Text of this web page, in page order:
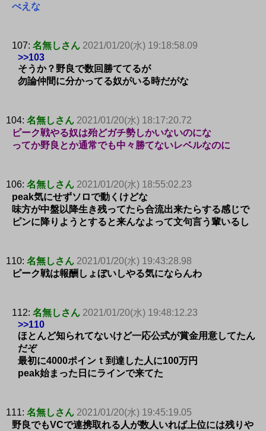
べえな
107: 名無しさん 2021/01/20(水) 19:18:58.09
>>103
そうか？野良で数回勝ててるが
勿論仲間に分かってる奴がいる時だがな
104: 名無しさん 2021/01/20(水) 18:17:20.72
ピーク戦やる奴は殆どガチ勢しかいないのにな
ってか野良とか通常でも中々勝てないレベルなのに
106: 名無しさん 2021/01/20(水) 18:55:02.23
peak気にせずソロで動くけどな
味方が中盤以降生き残ってたら合流出来たらする感じで
ピンに降りようとすると来んなよって文句言う輩いるし
110: 名無しさん 2021/01/20(水) 19:43:28.98
ピーク戦は報酬しょぼいしやる気にならんわ
112: 名無しさん 2021/01/20(水) 19:48:12.23
>>110
ほとんど知られてないけど一応公式が賞金用意してたん
だぞ
最初に4000ポインｔ到達した人に100万円
peak始まった日にラインで来てた
111: 名無しさん 2021/01/20(水) 19:45:19.05
野良でもVCで連携取れる人が数人いれば上位には残りや